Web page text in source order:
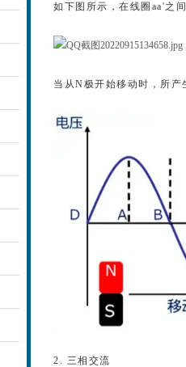
如下图所示，在线圈aa'之
当从N极开始移动时，所产
2. 三相交流